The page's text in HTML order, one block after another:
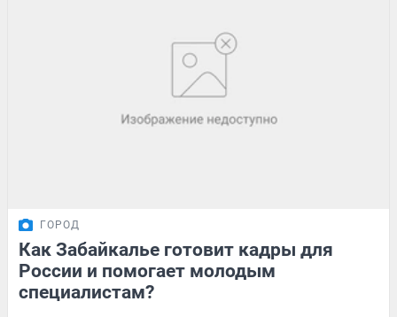
ГОРОД
Как Забайкалье готовит кадры для
России и помогает молодым
специалистам?